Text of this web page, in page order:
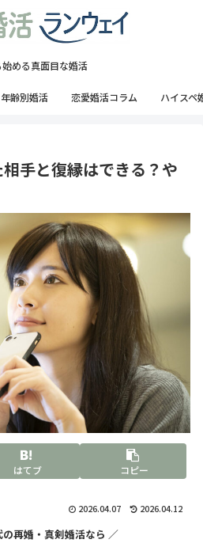
める真面目な婚活
年齢別婚活 恋愛婚活コラム ハイスペ
手と復縁はできる？や
はてブ コピー
2026.04.07 2026.04.12
再婚・真剣婚活なら ／